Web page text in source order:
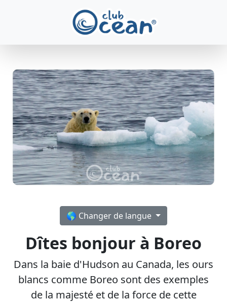
🌎 Changer de langue
Dîtes bonjour à Boreo
Dans la baie d'Hudson au Canada, les ours
blancs comme Boreo sont des exemples
de la majesté et de la force de cette